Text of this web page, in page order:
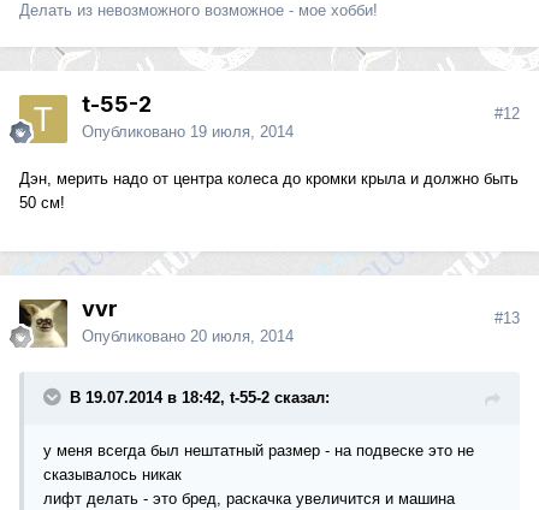
Делать из невозможного возможное - мое хобби!
t-55-2
Опубликовано 19 июля, 2014
#12
Дэн, мерить надо от центра колеса до кромки крыла и должно быть
50 см!
vvr
Опубликовано 20 июля, 2014
#13
В 19.07.2014 в 18:42, t-55-2 сказал:
у меня всегда был нештатный размер - на подвеске это не
сказывалось никак
лифт делать - это бред, раскачка увеличится и машина